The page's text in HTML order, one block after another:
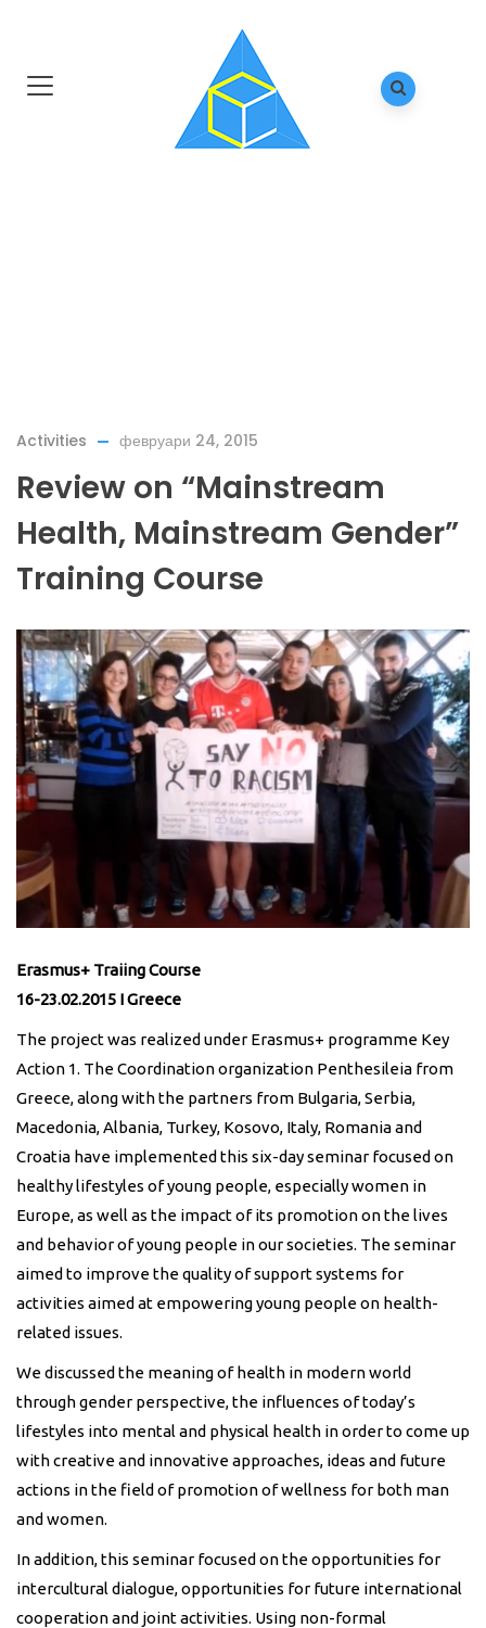
Activities февруари 24, 2015
Review on “Mainstream
Health, Mainstream Gender”
Training Course
Erasmus+ Traiing Course
16-23.02.2015 I Greece
The project was realized under Erasmus+ programme Key
Action 1. The Coordination organization Penthesileia from
Greece, along with the partners from Bulgaria, Serbia,
Macedonia, Albania, Turkey, Kosovo, Italy, Romania and
Croatia have implemented this six-day seminar focused on
healthy lifestyles of young people, especially women in
Europe, as well as the impact of its promotion on the lives
and behavior of young people in our societies. The seminar
aimed to improve the quality of support systems for
activities aimed at empowering young people on health-
related issues.
We discussed the meaning of health in modern world
through gender perspective, the influences of today’s
lifestyles into mental and physical health in order to come up
with creative and innovative approaches, ideas and future
actions in the field of promotion of wellness for both man
and women.
In addition, this seminar focused on the opportunities for
intercultural dialogue, opportunities for future international
cooperation and joint activities. Using non-formal